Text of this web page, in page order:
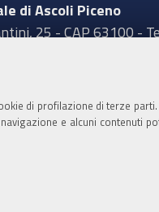
di profilazione di terze parti.
e alcuni contenuti
di Ascoli Piceno
25 - CAP 63100 -
di Macerata
116 - CAP 61121 -